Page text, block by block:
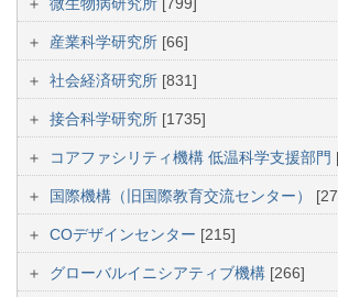
産業科学研究所 [66]
社会経済研究所 [831]
接合科学研究所 [1735]
コアファシリティ機構 低温科学支援部門
国際機構（旧国際教育交流センター）
COデザインセンター [215]
グローバルイニシアティブ機構 [266]